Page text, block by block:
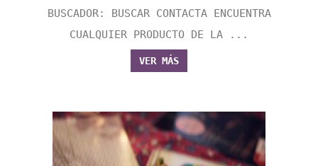
BUSCADOR: BUSCAR CONTACTA ENCUENTRA
CUALQUIER PRODUCTO DE LA ...
VER MÁS